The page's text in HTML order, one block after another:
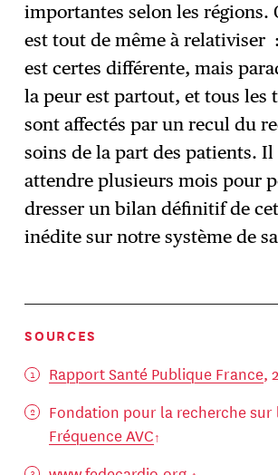
importantes selon les régions.
est tout de même à relativiser
est certes différente, mais
la peur est partout, et tous les
sont affectés par un recul du
soins de la part des patients.
attendre plusieurs mois pour
dresser un bilan définitif de
inédite sur notre système de
SOURCES
Rapport Santé Publique France,
Fondation pour la recherche sur
Fréquence AVC